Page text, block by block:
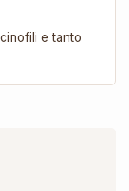
e tanto